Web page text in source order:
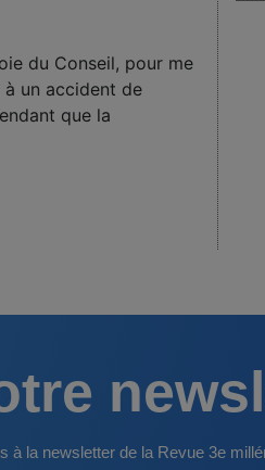
du Conseil, pour me
à un accident de
que la
la newsletter de la Revue 3e